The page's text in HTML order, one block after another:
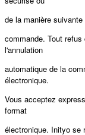
de la manière
commande. Tout
l'annulation
automatique de la
électronique.
Vous acceptez
format
électronique. Inityo se